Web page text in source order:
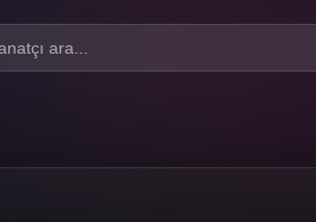
ara...